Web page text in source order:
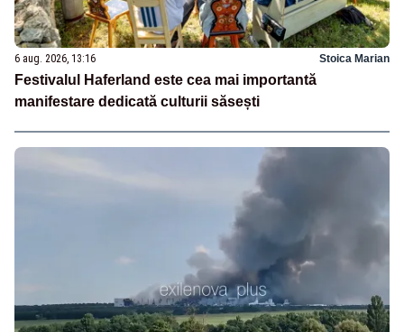
6 aug. 2026, 13:16 Stoica Marian
Festivalul Haferland este cea mai importantă
manifestare dedicată culturii săsești